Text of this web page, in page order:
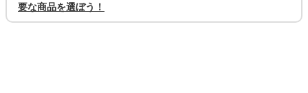
要な商品を選ぼう！